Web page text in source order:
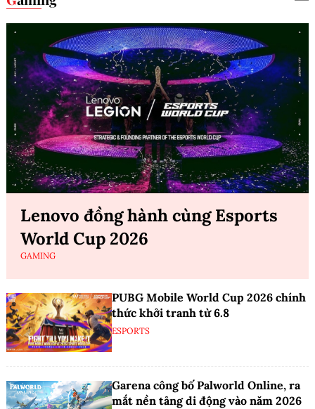
Lenovo đồng hành cùng Esports
World Cup 2026
GAMING
PUBG Mobile World Cup 2026 chính
thức khởi tranh từ 6.8
ESPORTS
Garena công bố Palworld Online, ra
mắt nền tảng di động vào năm 2026